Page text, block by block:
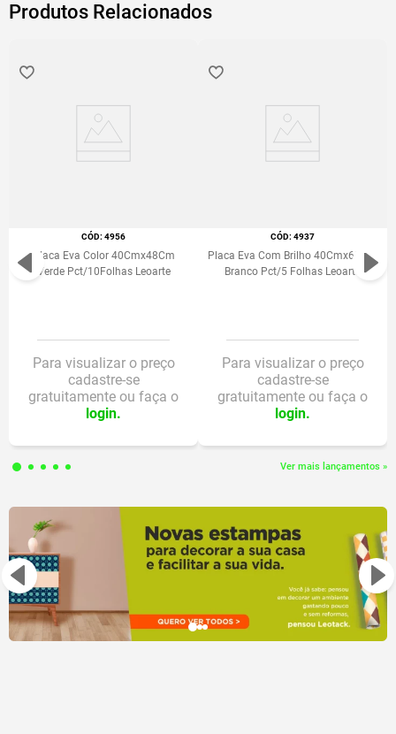
Produtos Relacionados
:4956
Placa Eva Color 40Cmx48Cm
Verde Pct/10Folhas Leoarte
Para visualizar o preço
cadastre-se
gratuitamente ou faça o
login.
:4937
Placa Eva Com Brilho 40Cmx60Cm
Branco Pct/5 Folhas Leoarte
Para visualizar o preço
cadastre-se
gratuitamente ou faça o
login.
Ver mais lançamentos »